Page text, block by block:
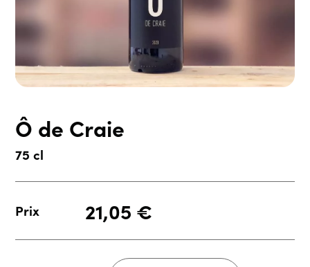
Ô de Craie
75 cl
Prix 21,05 €